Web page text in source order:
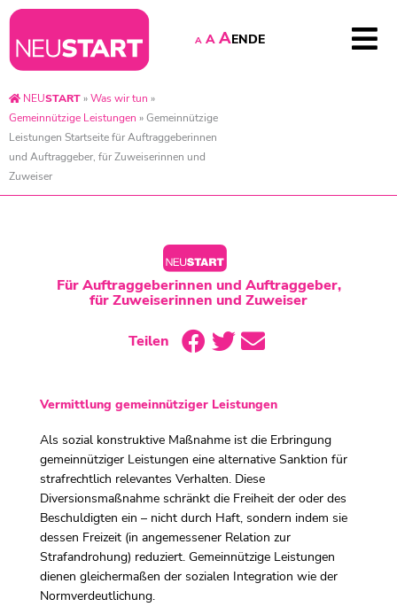
A A AENDE
NEUSTART»Was wir tun »
Gemeinnützige Leistungen »Gemeinnützige
Leistungen Startseite für Auftraggeberinnen
und Auftraggeber, für Zuweiserinnen und
Zuweiser
Für Auftraggeberinnen und Auftraggeber,
für Zuweiserinnen und Zuweiser
Teilen
Vermittlung gemeinnütziger Leistungen
Als sozial konstruktive Maßnahme ist die Erbringung
gemeinnütziger Leistungen eine alternative Sanktion für
strafrechtlich relevantes Verhalten. Diese
Diversionsmaßnahme schränkt die Freiheit der oder des
Beschuldigten ein – nicht durch Haft, sondern indem sie
dessen Freizeit (in angemessener Relation zur
Strafandrohung) reduziert. Gemeinnützige Leistungen
dienen gleichermaßen der sozialen Integration wie der
Normverdeutlichung.